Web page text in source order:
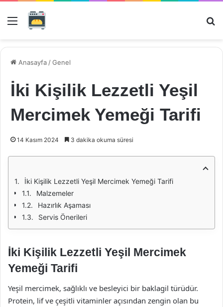
Menü
Anasayfa /Genel
İki Kişilik Lezzetli Yeşil
Mercimek Yemeği Tarifi
14 Kasım 2024 3 dakika okuma süresi
İki Kişilik Lezzetli Yeşil Mercimek Yemeği Tarifi
Malzemeler
Hazırlık Aşaması
Servis Önerileri
İki Kişilik Lezzetli Yeşil Mercimek
Yemeği Tarifi
Yeşil mercimek, sağlıklı ve besleyici bir baklagil türüdür.
Protein, lif ve çeşitli vitaminler açısından zengin olan bu